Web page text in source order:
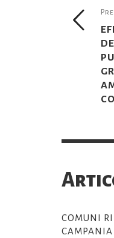
COMUNI
CAMPANIA